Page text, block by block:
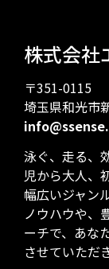
株式会社
〒351-0115
埼玉県和光市
泳ぐ、走る、
児から大人、
幅広いジャン
ノウハウや、
ーチで、あな
させていただ